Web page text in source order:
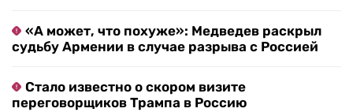
«А может, что похуже»: Медведев раскрыл
судьбу Армении в случае разрыва с Россией
Стало известно о скором визите
переговорщиков Трампа в Россию